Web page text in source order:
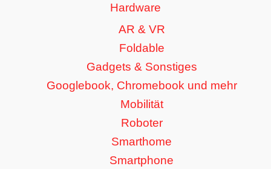
Hardware
AR & VR
Foldable
Gadgets & Sonstiges
Googlebook, Chromebook und mehr
Mobilität
Roboter
Smarthome
Smartphone